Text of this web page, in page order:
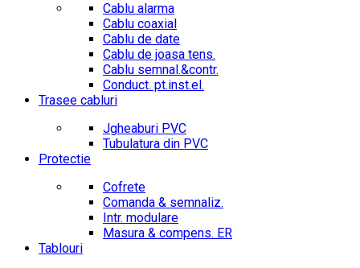
Cablu alarma
Cablu coaxial
Cablu de date
Cablu de joasa tens.
Cablu semnal.&contr.
Conduct. pt.inst.el.
Trasee cabluri
Jgheaburi PVC
Tubulatura din PVC
Protectie
Cofrete
Comanda & semnaliz.
Intr. modulare
Masura & compens. ER
Tablouri